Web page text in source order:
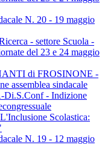
N. 20 - 19 maggio
- settore Scuola -
del 23 e 24 maggio
di FROSINONE -
assemblea sindacale
- Indizione
Scolastica:
N. 19 - 12 maggio